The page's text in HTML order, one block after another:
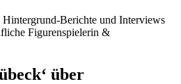
Berichte und Interviews
Figurenspielerin &
über